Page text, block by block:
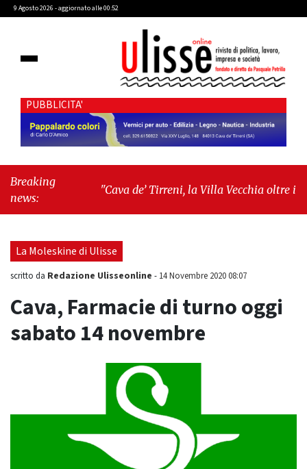
9 Agosto 2026 - aggiornato alle 00:52
PUBBLICITA'
Breaking
news:
"Cava de’ Tirreni, la Villa Vecchia oltre i
seduta consiliare: “Serve chiarezza!”"
La Moleskine di Ulisse
scritto da Redazione Ulisseonline - 14 Novembre 2020 08:07
Cava, Farmacie di turno oggi
sabato 14 novembre